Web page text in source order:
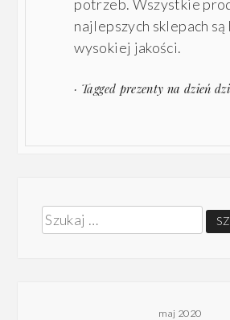
potrzeb. Wszystkie
najlepszych sklepach są
wysokiej jakości.
· Tagged prezenty na dzień
Szukaj:
maj 2020